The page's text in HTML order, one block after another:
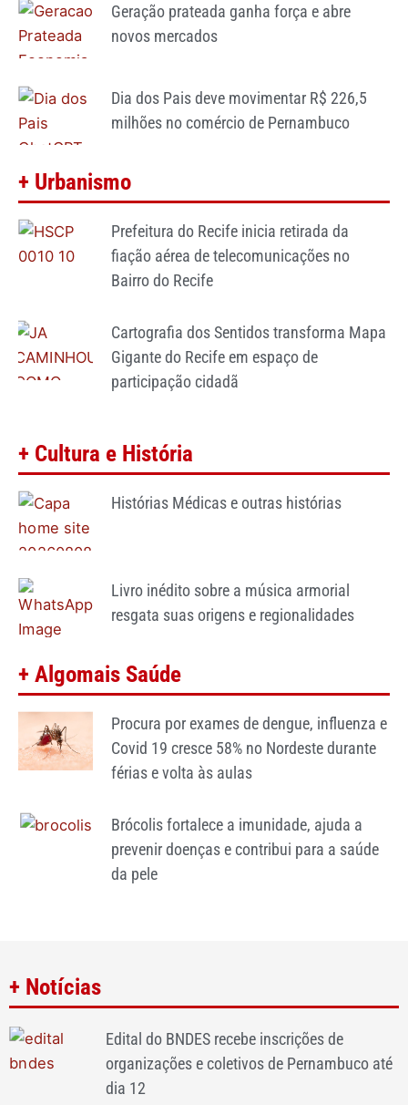
Geração prateada ganha força e abre
novos mercados
Dia dos Pais deve movimentar R$ 226,5
milhões no comércio de Pernambuco
+ Urbanismo
Prefeitura do Recife inicia retirada da
fiação aérea de telecomunicações no
Bairro do Recife
Cartografia dos Sentidos transforma Mapa
Gigante do Recife em espaço de
participação cidadã
+ Algomais Saúde
Procura por exames de dengue, influenza e
Covid 19 cresce 58% no Nordeste durante
férias e volta às aulas
Brócolis fortalece a imunidade, ajuda a
prevenir doenças e contribui para a saúde
da pele
+ Cultura e História
Histórias Médicas e outras histórias
Livro inédito sobre a música armorial
resgata suas origens e regionalidades
+ Notícias
Edital do BNDES recebe inscrições de
organizações e coletivos de Pernambuco até
dia 12